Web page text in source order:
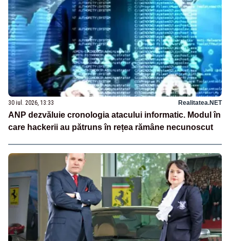
30 iul. 2026, 13:33 Realitatea.NET
ANP dezvăluie cronologia atacului informatic. Modul în
care hackerii au pătruns în rețea rămâne necunoscut